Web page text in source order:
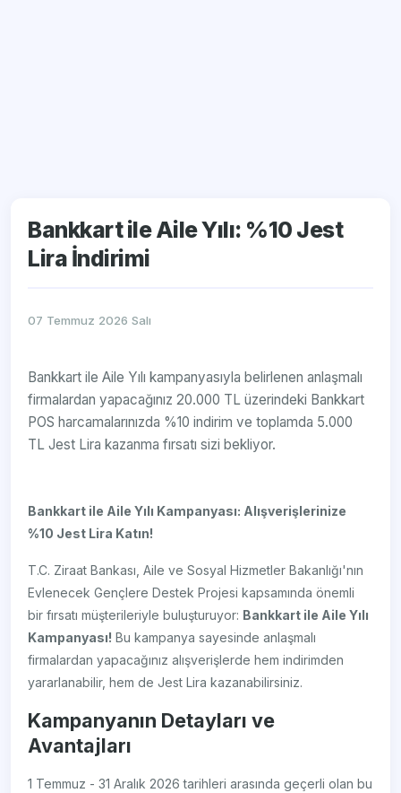
Bankkart ile Aile Yılı: %10 Jest
Lira İndirimi
07 Temmuz 2026 Salı
Bankkart ile Aile Yılı kampanyasıyla belirlenen anlaşmalı
firmalardan yapacağınız 20.000 TL üzerindeki Bankkart
POS harcamalarınızda %10 indirim ve toplamda 5.000
TL Jest Lira kazanma fırsatı sizi bekliyor.
Bankkart ile Aile Yılı Kampanyası: Alışverişlerinize
%10 Jest Lira Katın!
T.C. Ziraat Bankası, Aile ve Sosyal Hizmetler Bakanlığı'nın
Evlenecek Gençlere Destek Projesi kapsamında önemli
bir fırsatı müşterileriyle buluşturuyor: Bankkart ile Aile Yılı
Kampanyası! Bu kampanya sayesinde anlaşmalı
firmalardan yapacağınız alışverişlerde hem indirimden
yararlanabilir, hem de Jest Lira kazanabilirsiniz.
Kampanyanın Detayları ve
Avantajları
1 Temmuz - 31 Aralık 2026 tarihleri arasında geçerli olan bu